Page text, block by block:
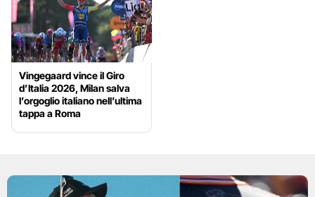
Vingegaard vince il Giro
d’Italia 2026, Milan salva
l’orgoglio italiano nell’ultima
tappa a Roma